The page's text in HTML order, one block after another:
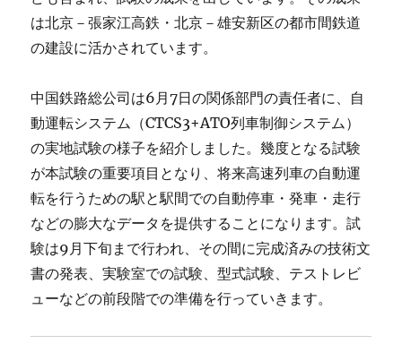
は北京－張家江高鉄・北京－雄安新区の都市間鉄道
の建設に活かされています。
中国鉄路総公司は6月7日の関係部門の責任者に、自
動運転システム（CTCS3+ATO列車制御システム）
の実地試験の様子を紹介しました。幾度となる試験
が本試験の重要項目となり、将来高速列車の自動運
転を行うための駅と駅間での自動停車・発車・走行
などの膨大なデータを提供することになります。試
験は9月下旬まで行われ、その間に完成済みの技術文
書の発表、実験室での試験、型式試験、テストレビ
ューなどの前段階での準備を行っていきます。